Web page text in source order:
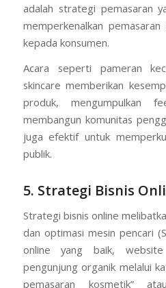
adalah strategi pemasaran
memperkenalkan
kepada konsumen.
Acara seperti pameran
skincare memberikan
produk, mengumpulkan
membangun komunitas
juga efektif untuk
publik.
5. Strategi Bisnis
Strategi bisnis online
dan optimasi mesin pencari
online yang baik,
pengunjung organik melalui
pemasaran kosmetik”